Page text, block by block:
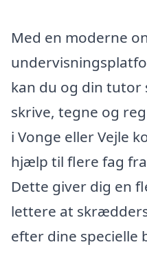
Med en moderne
kan du og din tutor
skrive, tegne og
i Vonge eller Vejle
hjælp til flere fag
Dette giver dig en
lettere at
efter dine specielle